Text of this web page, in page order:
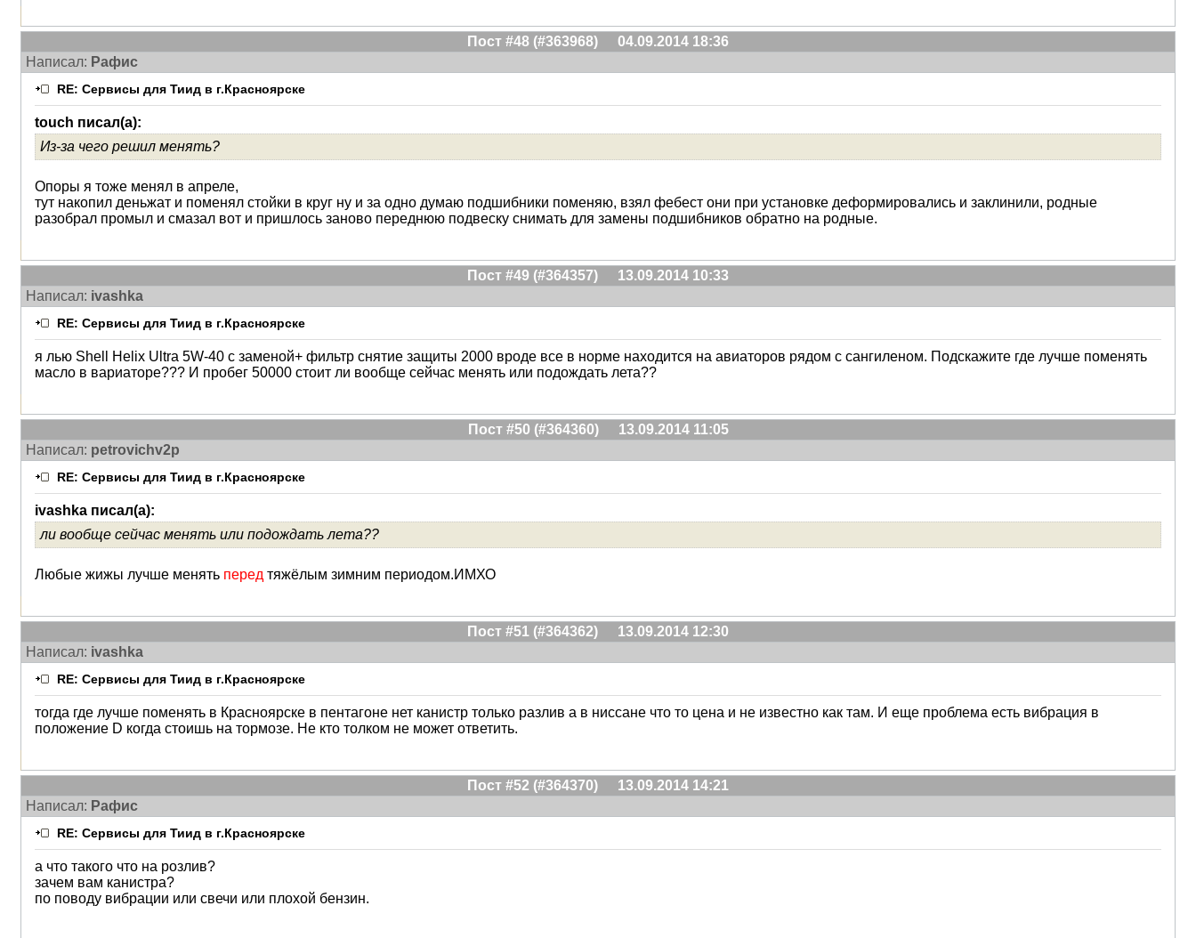
Пост #48 (#363968)
04.09.2014 18:36
Написал: Рафис
RE: Сервисы для Тиид в г.Красноярске
touch писал(а):
Из-за чего решил менять?
Опоры я тоже менял в апреле,
тут накопил деньжат и поменял стойки в круг ну и за одно думаю подшибники поменяю, взял фебест они при установке деформировались и заклинили, родные
разобрал промыл и смазал вот и пришлось заново переднюю подвеску снимать для замены подшибников обратно на родные.
Пост #49 (#364357)
13.09.2014 10:33
Написал: ivashka
RE: Сервисы для Тиид в г.Красноярске
я лью Shell Helix Ultra 5W-40 с заменой+ фильтр снятие защиты 2000 вроде все в норме находится на авиаторов рядом с сангиленом. Подскажите где лучше поменять
масло в вариаторе??? И пробег 50000 стоит ли вообще сейчас менять или подождать лета??
Пост #50 (#364360)
13.09.2014 11:05
Написал: petrovichv2p
RE: Сервисы для Тиид в г.Красноярске
ivashka писал(а):
ли вообще сейчас менять или подождать лета??
Любые жижы лучше менять перед тяжёлым зимним периодом.ИМХО
Пост #51 (#364362)
13.09.2014 12:30
Написал: ivashka
RE: Сервисы для Тиид в г.Красноярске
тогда где лучше поменять в Красноярске в пентагоне нет канистр только разлив а в ниссане что то цена и не известно как там. И еще проблема есть вибрация в
положение D когда стоишь на тормозе. Не кто толком не может ответить.
Пост #52 (#364370)
13.09.2014 14:21
Написал: Рафис
RE: Сервисы для Тиид в г.Красноярске
а что такого что на розлив?
зачем вам канистра?
по поводу вибрации или свечи или плохой бензин.